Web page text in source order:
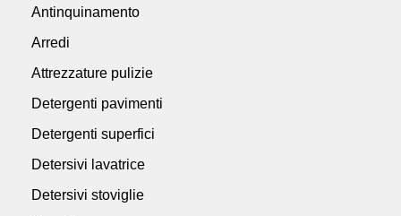
Antinquinamento
Arredi
Attrezzature pulizie
Detergenti pavimenti
Detergenti superfici
Detersivi lavatrice
Detersivi stoviglie